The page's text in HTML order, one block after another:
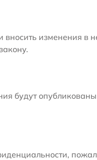
изменения в
будут опубликованы